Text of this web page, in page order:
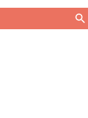
Search